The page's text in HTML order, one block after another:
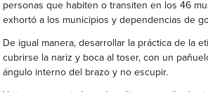
personas que habiten o transiten en los 46
exhortó a los municipios y dependencias de
De igual manera, desarrollar la práctica de la
cubrirse la nariz y boca al toser, con un
ángulo interno del brazo y no escupir.